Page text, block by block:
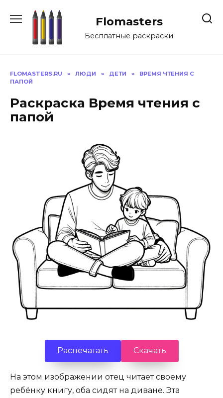
Flomasters
Бесплатные раскраски
FLOMASTERS.RU » ЛЮДИ » ДЕТИ »
ВРЕМЯ ЧТЕНИЯ С
ПАПОЙ
Раскраска Время чтения с
папой
Распечатать Скачать
На этом изображении отец читает своему
ребёнку книгу, оба сидят на диване. Эта